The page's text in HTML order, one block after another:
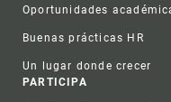
Oportunidades
Buenas prácticas HR
Un lugar donde crecer
PARTICIPA